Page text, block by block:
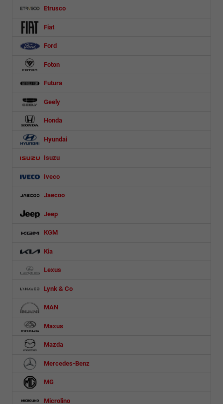
Etrusco
Fiat
Ford
Foton
Futura
Geely
Honda
Hyundai
Isuzu
Iveco
Jaecoo
Jeep
KGM
Kia
Lexus
Lynk & Co
MAN
Maxus
Mazda
Mercedes-Benz
MG
Microlino